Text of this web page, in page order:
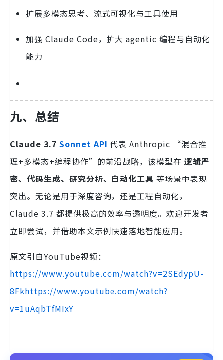
扩展多模态思考、流式可视化与工具使用
加强 Claude Code，扩大 agentic 编程与自动化
能力
九、总结
Claude 3.7 Sonnet API 代表 Anthropic “混合推
理+多模态+编程协作”的前沿战略，该模型在 逻辑严
密、代码生成、研究分析、自动化工具 等场景中表现
突出。无论是用于深度咨询，还是工程自动化，
Claude 3.7 都提供极高的效率与透明度。欢迎开发者
立即尝试，并借助本文示例快速落地智能应用。
原文引自YouTube视频：
https://www.youtube.com/watch?v=2SEdypU-
8Fkhttps://www.youtube.com/watch?
v=1uAqbTfMIxY